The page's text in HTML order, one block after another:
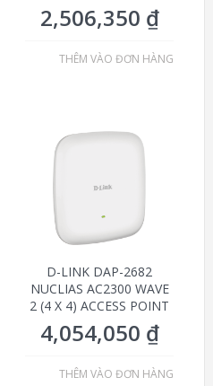
2,506,350 ₫
THÊM VÀO ĐƠN HÀNG
D-LINK DAP-2682
NUCLIAS AC2300 WAVE
2 (4 X 4) ACCESS POINT
4,054,050 ₫
THÊM VÀO ĐƠN HÀNG